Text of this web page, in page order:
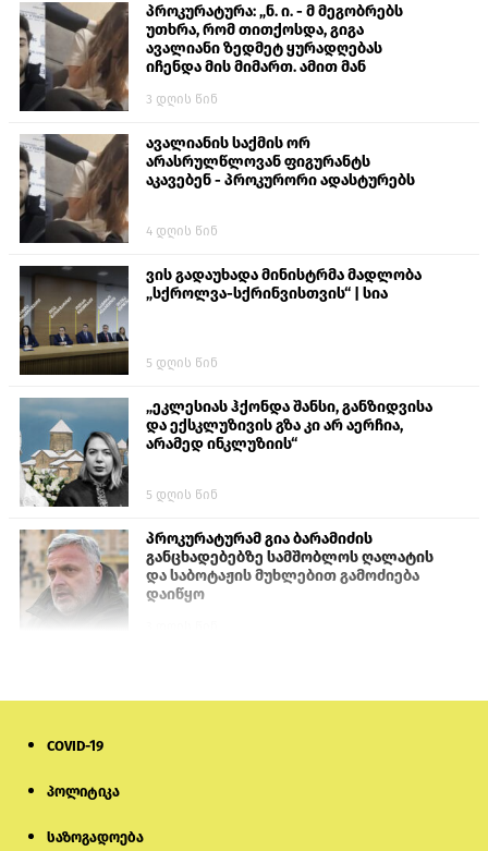
პროკურატურა: „ნ. ი. - მ მეგობრებს
უთხრა, რომ თითქოსდა, გიგა
ავალიანი ზედმეტ ყურადღებას
იჩენდა მის მიმართ. ამით მან
თავს დასხმოდა გიგა ავალიანს“
3 დღის წინ
ავალიანის საქმის ორ
არასრულწლოვან ფიგურანტს
აკავებენ - პროკურორი ადასტურებს
4 დღის წინ
ვის გადაუხადა მინისტრმა მადლობა
„სქროლვა-სქრინვისთვის“ | სია
5 დღის წინ
„ეკლესიას ჰქონდა შანსი, განზიდვისა
და ექსკლუზივის გზა კი არ აერჩია,
არამედ ინკლუზიის“
5 დღის წინ
პროკურატურამ გია ბარამიძის
განცხადებებზე სამშობლოს ღალატის
და საბოტაჟის მუხლებით გამოძიება
დაიწყო
COVID-19
პოლიტიკა
საზოგადოება